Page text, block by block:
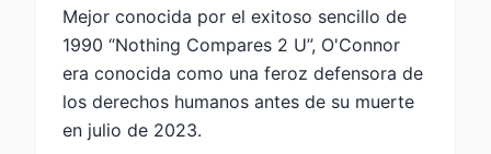
Mejor conocida por el exitoso sencillo de
1990 “Nothing Compares 2 U”, O'Connor
era conocida como una feroz defensora de
los derechos humanos antes de su muerte
en julio de 2023.